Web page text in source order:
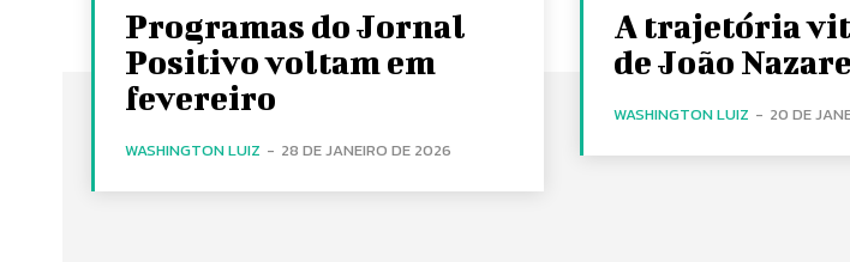
Programas do Jornal
Positivo voltam em
fevereiro
WASHINGTON LUIZ - 28 DE JANEIRO DE 2026
A trajetória
de João
WASHINGTON LUIZ - 20 DE